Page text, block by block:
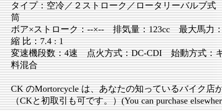
タイプ：空冷／２ストローク／ロータリーバルブ
筒
ボア×ストローク：--×-- 排気量：123cc 最大馬力
縮 比：7.4 : 1
変速機段数：4速 点火方式：DC-CDI 始動方式：
料混合
CK のMortorcycle は、あなたの知っているバイク店
（CKと初取引も可です。）(You can purchase